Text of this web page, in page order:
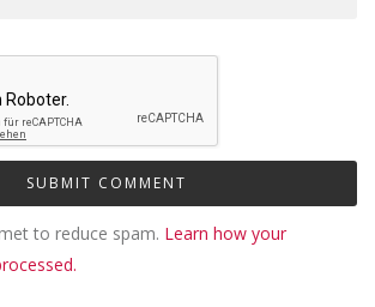
to reduce spam. Learn how your